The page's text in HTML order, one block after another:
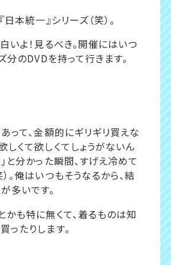
日本統一』シリーズ（笑）。
白いよ！見るべき。開催にはいつ
分のDVDを持って行きます。
って、金額的にギリギリ買えな
しくて欲しくてしょうがないん
と分かった瞬間、すげえ冷めて
。俺はいつもそうなるから、結
多いです。
かも特に無くて、着るものは知
ったりします。